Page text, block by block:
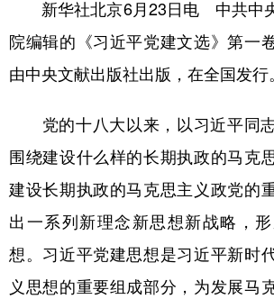
科技 科创 量子
文化
法律 中央文件 金融
食品 人居 信息化
彩票 娱乐 时尚
新华社北京6月23日电 中共中央
院编辑的《习近平党建文选》第一
由中央文献出版社出版，在全国发行
党的十八大以来，以习近平同志
围绕建设什么样的长期执政的马克
建设长期执政的马克思主义政党的
出一系列新理念新思想新战略，
想。习近平党建思想是习近平新时
义思想的重要组成部分，为发展马